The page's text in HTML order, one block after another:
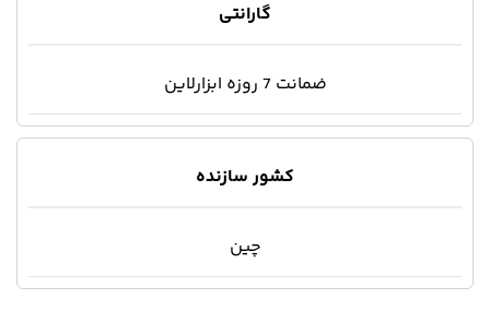
گارانتی
ضمانت 7 روزه ابزارلاین
کشور سازنده
چین